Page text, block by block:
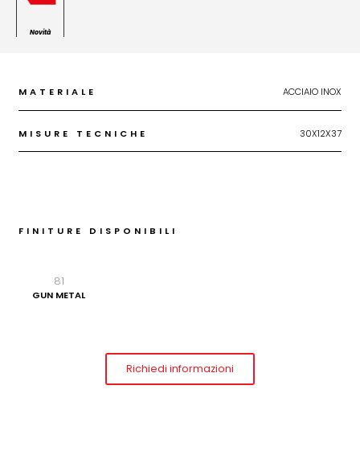
Novità
MATERIALE ACCIAIO INOX
MISURE TECNICHE 30X12X37
FINITURE DISPONIBILI
81
GUN METAL
Richiedi informazioni